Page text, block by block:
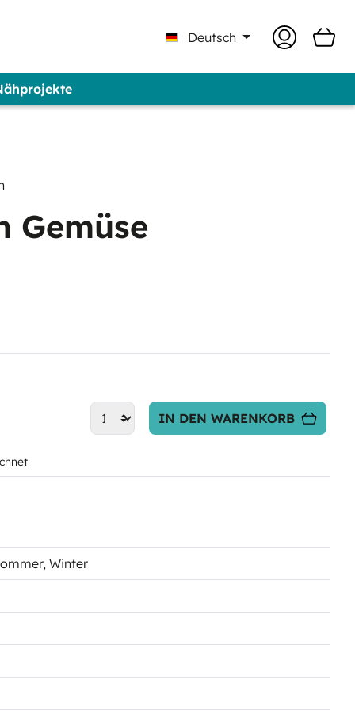
Deutsch
Gemüse
IN DEN WARENKORB
, Winter